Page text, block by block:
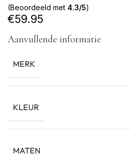
(Beoordeeld met 4.3/5)
€59.95
Aanvullende informatie
MERK
KLEUR
MATEN